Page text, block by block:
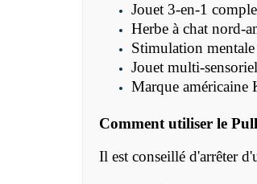
Jouet 3-en-1
Herbe à chat nord-
Stimulation
Jouet multi-sensoriel
Marque américaine
Comment utiliser le
Il est conseillé d'arrêter